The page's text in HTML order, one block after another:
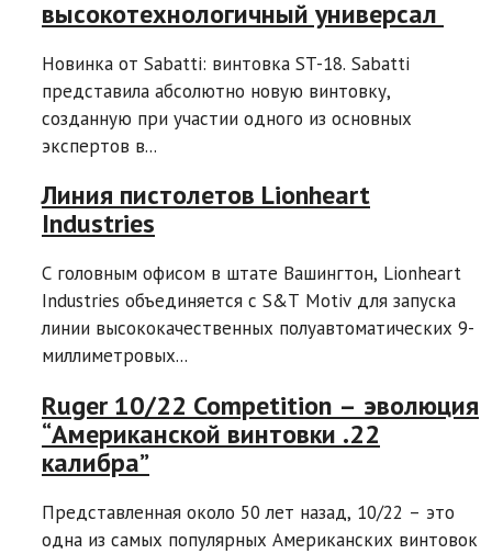
высокотехнологичный универсал
Новинка от Sabatti: винтовка ST-18. Sabatti
представила абсолютно новую винтовку,
созданную при участии одного из основных
экспертов в...
Линия пистолетов Lionheart
Industries
С головным офисом в штате Вашингтон, Lionheart
Industries объединяется с S&T Motiv для запуска
линии высококачественных полуавтоматических 9-
миллиметровых...
Ruger 10/22 Competition – эволюция
“Американской винтовки .22
калибра”
Представленная около 50 лет назад, 10/22 – это
одна из самых популярных Американских винтовок